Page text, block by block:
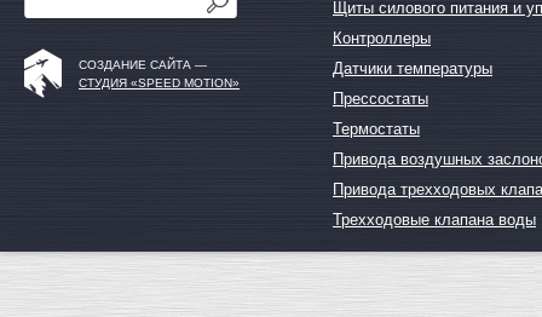
СОЗДАНИЕ САЙТА —
СТУДИЯ «SPEED MOTION»
Щиты силового питания и
Контроллеры
Датчики температуры
Прессостаты
Термостаты
Привода воздушных
Привода трехходовых
Трехходовые клапана воды